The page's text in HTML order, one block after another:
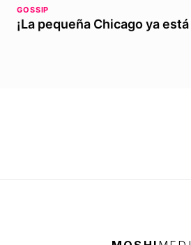
GOSSIP
¡La pequeña Chicago ya